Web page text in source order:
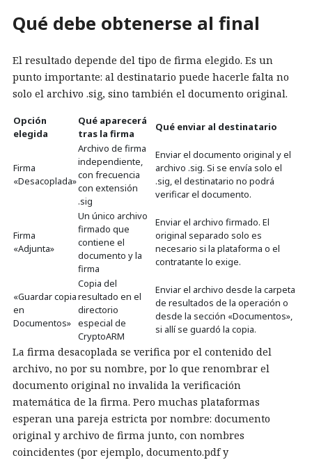
Qué debe obtenerse al final
El resultado depende del tipo de firma elegido. Es un
punto importante: al destinatario puede hacerle falta no
solo el archivo .sig, sino también el documento original.
Opción
elegida
Qué aparecerá
tras la firma
Qué enviar al destinatario
Firma
«Desacoplada»
Archivo de firma
independiente,
con frecuencia
con extensión
.sig
Enviar el documento original y el
archivo .sig. Si se envía solo el
.sig, el destinatario no podrá
verificar el documento.
Firma
«Adjunta»
Un único archivo
firmado que
contiene el
documento y la
firma
Enviar el archivo firmado. El
original separado solo es
necesario si la plataforma o el
contratante lo exige.
«Guardar copia
en
Documentos»
Copia del
resultado en el
directorio
especial de
CryptoARM
Enviar el archivo desde la carpeta
de resultados de la operación o
desde la sección «Documentos»,
si allí se guardó la copia.
La firma desacoplada se verifica por el contenido del
archivo, no por su nombre, por lo que renombrar el
documento original no invalida la verificación
matemática de la firma. Pero muchas plataformas
esperan una pareja estricta por nombre: documento
original y archivo de firma junto, con nombres
coincidentes (por ejemplo, documento.pdf y